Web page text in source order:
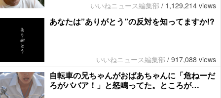
いいねニュース編集部 / 1,129,214 views
あなたは”ありがとう”の反対を知ってますか!?
いいねニュース編集部 / 917,088 views
自転車の兄ちゃんがおばあちゃんに「危ねーだ
ろがババア！」と怒鳴ってた。ところが…